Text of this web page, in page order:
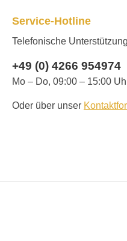
Service-Hotline
Telefonische
+49 (0) 4266 954974
Mo – Do, 09:00 – 15:00
Oder über unser